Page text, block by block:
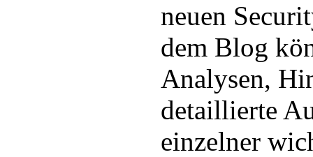
neuen
dem Blog
Analysen,
detaillierte
einzelner